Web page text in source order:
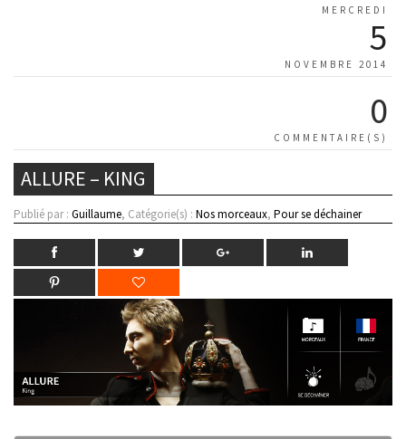
MERCREDI
5
NOVEMBRE 2014
0
COMMENTAIRE(S)
ALLURE – KING
Publié par : Guillaume, Catégorie(s) : Nos morceaux, Pour se déchainer